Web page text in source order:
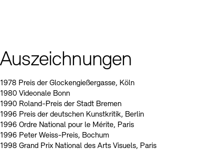
Auszeichnungen
1978 Preis der Glockengießergasse, Köln
1980 Videonale Bonn
1990 Roland-Preis der Stadt Bremen
1996 Preis der deutschen Kunstkritik, Berlin
1996 Ordre National pour le Mérite, Paris
1996 Peter Weiss-Preis, Bochum
1998 Grand Prix National des Arts Visuels, Paris